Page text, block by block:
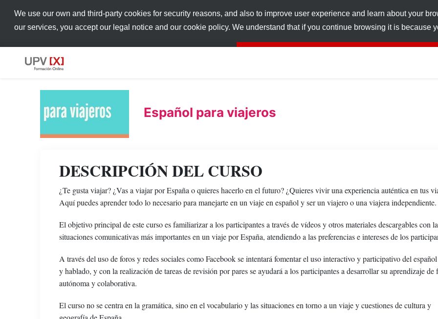
We use our own and third-party cookies for security reasons, and also to improve user experience and learn about your
our services, you accept our legal notice and our cookie policy. We understand that if you continue browsing it is because
Español para viajeros
DESCRIPCIÓN DEL CURSO
¿Te gusta viajar? ¿Vas a viajar por España o quieres hacerlo en el futuro? ¿Quieres vivir una experiencia auténtica en tus
Aquí puedes aprender todo lo necesario para manejarte en un viaje en español y ser un viajero o una viajera independiente.
El objetivo principal de este curso es familiarizar a los participantes a través de vídeos y otros materiales descargables con
situaciones comunicativas más importantes en un viaje por España, atendiendo a las preferencias e intereses de los
A través del uso de foros y redes sociales como Facebook se intentará fomentar el uso interactivo y participativo del
y hablado, y con la realización de tareas de revisión por pares se ayudará a los participantes a desarrollar su aprendizaje de
autónoma y colaborativa.
El curso no se centra en la gramática, sino en el vocabulario y las situaciones en torno a un viaje y cuestiones de cultura y